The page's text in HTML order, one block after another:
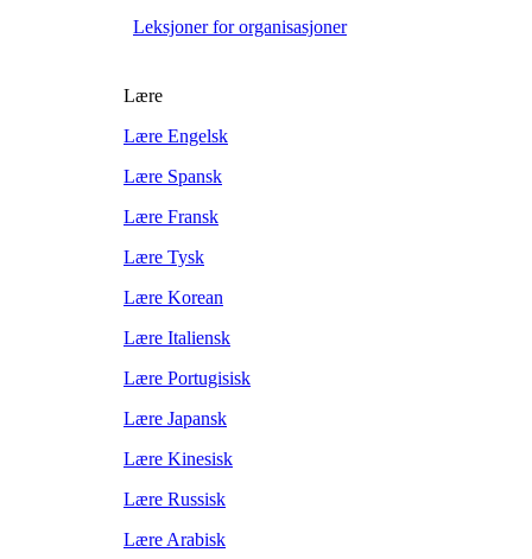
Leksjoner for organisasjoner
Lære
Lære Engelsk
Lære Spansk
Lære Fransk
Lære Tysk
Lære Korean
Lære Italiensk
Lære Portugisisk
Lære Japansk
Lære Kinesisk
Lære Russisk
Lære Arabisk